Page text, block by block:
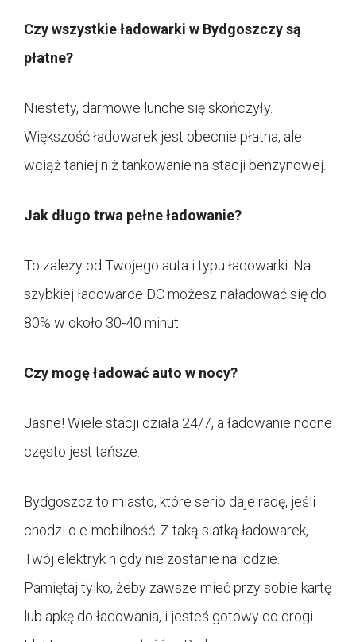
Czy wszystkie ładowarki w Bydgoszczy są
płatne?
Niestety, darmowe lunche się skończyły.
Większość ładowarek jest obecnie płatna, ale
wciąż taniej niż tankowanie na stacji benzynowej.
Jak długo trwa pełne ładowanie?
To zależy od Twojego auta i typu ładowarki. Na
szybkiej ładowarce DC możesz naładować się do
80% w około 30-40 minut.
Czy mogę ładować auto w nocy?
Jasne! Wiele stacji działa 24/7, a ładowanie nocne
często jest tańsze.
Bydgoszcz to miasto, które serio daje radę, jeśli
chodzi o e-mobilność. Z taką siatką ładowarek,
Twój elektryk nigdy nie zostanie na lodzie.
Pamiętaj tylko, żeby zawsze mieć przy sobie kartę
lub apkę do ładowania, i jesteś gotowy do drogi.